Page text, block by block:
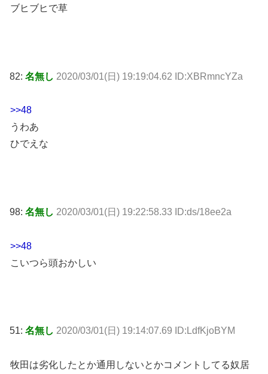
ブヒブヒで草
82: 名無し 2020/03/01(日) 19:19:04.62 ID:XBRmncYZa
>>48
うわあ
ひでえな
98: 名無し 2020/03/01(日) 19:22:58.33 ID:ds/18ee2a
>>48
こいつら頭おかしい
51: 名無し 2020/03/01(日) 19:14:07.69 ID:LdfKjoBYM
牧田は劣化したとか通用しないとかコメントしてる奴居